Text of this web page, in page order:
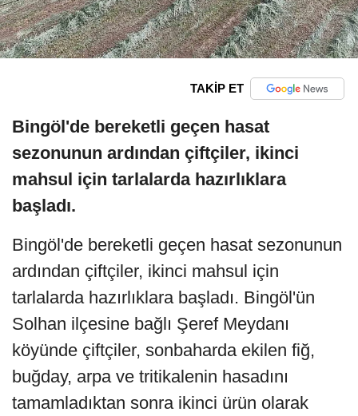
TAKİP ET
Bingöl'de bereketli geçen hasat
sezonunun ardından çiftçiler, ikinci
mahsul için tarlalarda hazırlıklara
başladı.
Bingöl'de bereketli geçen hasat sezonunun
ardından çiftçiler, ikinci mahsul için
tarlalarda hazırlıklara başladı. Bingöl'ün
Solhan ilçesine bağlı Şeref Meydanı
köyünde çiftçiler, sonbaharda ekilen fiğ,
buğday, arpa ve tritikalenin hasadını
tamamladıktan sonra ikinci ürün olarak